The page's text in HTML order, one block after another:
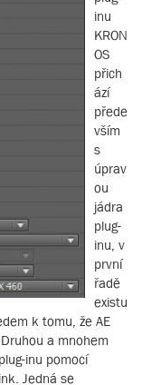
inu
KRON
OS
přich
ází
přede
vším
s
úprav
ou
jádra
plug-
inu, v
první
řadě
existu
k tomu, že AE
a mnohem
inu pomocí
Jedná se